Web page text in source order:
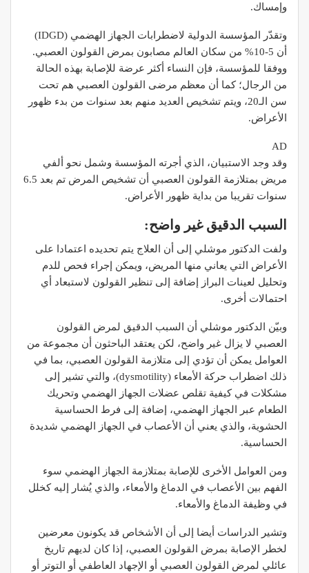
وإمساك.
‫وتقدّر المؤسسة الدولية لاضطرابات الجهاز الهضمي (IDGD)
أن 5-10% من ‫سكان العالم مصابون بمرض القولون العصبي.
ووفقا للمؤسسة، فإن النساء ‫أكثر عرضة للإصابة بهذه الحالة
من الرجال؛ كما أن معظم مرضى القولون ‫العصبي هم تحت
سن الـ20، ويتم تشخيص العديد منهم بعد سنوات من بدء ‫ظهور
الأعراض.
AD
وقد وجد الاستبيان، الذي أجرته المؤسسة وشمل نحو ألفي
مريض بمتلازمة القولون العصبي أن تشخيص المرض تم بعد 6.5
سنوات ‫تقريبا من بداية ظهور الأعراض.
السبب الدقيق غير ‫واضح:
‫ولفت الدكتور موشلي إلى أن العلاج يتم تحديده اعتمادا على
الأعراض التي ‫يعاني منها المريض، ويمكن إجراء فحص للدم
وتحليل لعينات البراز إضافة ‫إلى تنظير القولون لاستبعاد أي
احتمالات أخرى.
‫وبيّن الدكتور موشلي أن السبب الدقيق لمرض القولون
العصبي لا يزال غير ‫واضح، لكن يعتقد الباحثون أن مجموعة من
العوامل يمكن أن تؤدي إلى ‫متلازمة القولون العصبي، بما في
ذلك اضطراب حركة الأمعاء (dysmotility)، ‫والتي تشير إلى
مشكلات في كيفية تقلص عضلات الجهاز الهضمي وتحريك
الطعام ‫عبر الجهاز الهضمي، إضافة إلى فرط الحساسية
الحشوية، والذي يعني أن ‫الأعصاب في الجهاز الهضمي شديدة
الحساسية.
ومن العوامل الأخرى للإصابة ‫بمتلازمة الجهاز الهضمي سوء
الفهم بين الأعصاب في الدماغ والأمعاء، ‫والذي يُشار إليه كخلل
في وظيفة الدماغ والأمعاء.
وتشير الدراسات أيضا إلى أن الأشخاص قد يكونون معرضين
لخطر الإصابة بمرض ‫القولون العصبي، إذا كان لديهم تاريخ
عائلي لمرض القولون العصبي أو ‫الإجهاد العاطفي أو التوتر أو